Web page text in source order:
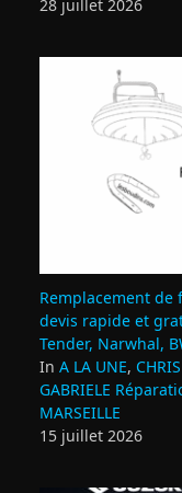
28 juillet 2026
Remplacement de
devis rapide et
Tender, Narwhal,
In A LA UNE,
GABRIELE
MARSEILLE
15 juillet 2026